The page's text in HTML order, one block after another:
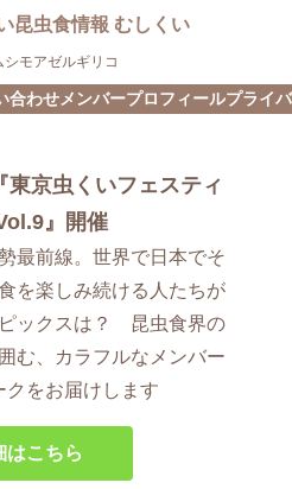
モアゼルギリコ
合わせメンバープロフィールプライ
東京虫くいフェスティ
』開催
最前線。世界で日本でそ
を楽しみ続ける人たちが
ックスは？ 昆虫食界の
む、カラフルなメンバー
クをお届けします
はこちら